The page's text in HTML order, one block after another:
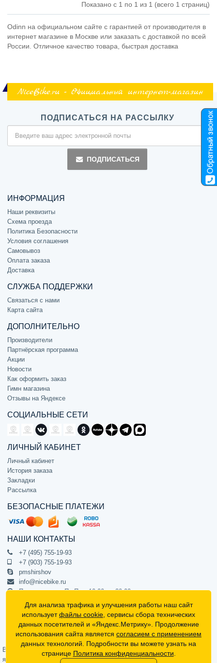
Показано с 1 по 1 из 1 (всего 1 страниц)
Odinn на официальном сайте с гарантией от производителя в
интернет магазине в Москве или заказать с доставкой по всей
России. Отличное качество товара, быстрая доставка
NiceBike.ru - Официальный интернет-магазин
ПОДПИСАТЬСЯ НА РАССЫЛКУ
ПОДПИСАТЬСЯ
ИНФОРМАЦИЯ
Наши реквизиты
Схема проезда
Политика Безопасности
Условия соглашения
Самовывоз
Оплата заказа
Доставка
СЛУЖБА ПОДДЕРЖКИ
Связаться с нами
Карта сайта
ДОПОЛНИТЕЛЬНО
Производители
Партнёрская программа
Акции
Новости
Как оформить заказ
Гимн магазина
Отзывы на Яндексе
СОЦИАЛЬНЫЕ СЕТИ
ЛИЧНЫЙ КАБИНЕТ
Личный кабинет
История заказа
Закладки
Рассылка
БЕЗОПАСНЫЕ ПЛАТЕЖИ
НАШИ КОНТАКТЫ
+7 (495) 755-19-93
+7 (903) 755-19-93
pmshirshov
info@nicebike.ru
Прием звонков Пн-Пт с 10:00 до 20:00
ПВЗ Пн-Пт с 10:00 до 20:00
г. Москва, ул. Барклая 13с1
подъезд 1, цокольный этаж, офис 1
Официальный интернет-магазин NiceBike © 2012 - 2026
Вся информация на сайте носит ознакомительный характер, не
является публичной офертой (определяемой положениями Статьи 437
Для анализа трафика и улучшения работы наш сайт
используетфайлы cookie , сервисы сбора технических
данных посетителей и «Яндекс.Метрику». Продолжение
использования сайта является согласием с применением
данных технологий. Подробности вы можете узнать на
странице Политика конфиденциальности